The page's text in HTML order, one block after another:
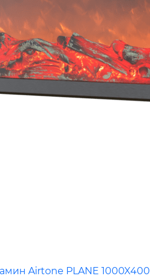
Airtone PLANE 1000X400